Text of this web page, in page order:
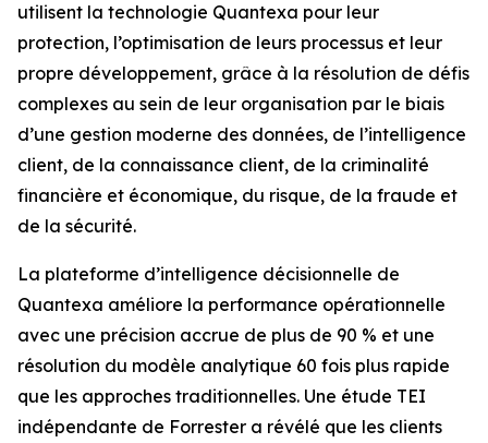
utilisent la technologie Quantexa pour leur
protection, l’optimisation de leurs processus et leur
propre développement, grâce à la résolution de défis
complexes au sein de leur organisation par le biais
d’une gestion moderne des données, de l’intelligence
client, de la connaissance client, de la criminalité
financière et économique, du risque, de la fraude et
de la sécurité.
La plateforme d’intelligence décisionnelle de
Quantexa améliore la performance opérationnelle
avec une précision accrue de plus de 90 % et une
résolution du modèle analytique 60 fois plus rapide
que les approches traditionnelles. Une étude TEI
indépendante de Forrester a révélé que les clients